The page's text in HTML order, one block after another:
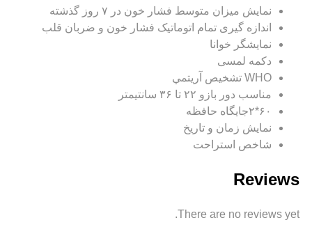
نمایش میزان متوسط فشار خون در ۷ روز گذشته
اندازه گیری تمام اتوماتیک فشار خون و ضربان قلب
نمايشگر خوانا
دکمه لمسی
WHO تشخيص آريتمي
مناسب دور بازو ۲۲ تا ۳۶ سانتیمتر
۶۰*۲جایگاه حافظه
نمایش زمان و تاریخ
شاخص استراحت
Reviews
There are no reviews yet.